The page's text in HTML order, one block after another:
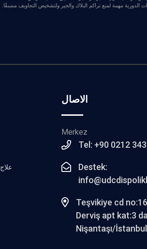
مهمة لمنع تراكم البلاك والجير ولتشخيص التجاويف
الاصال
Merkez
Tel: +90 0212
Destek:
Teşvikiye cd
Derviş apt kat:3
Nişantaşı/İstanbul